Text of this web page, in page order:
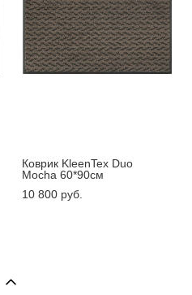
Коврик KleenTex Duo
Mocha 60*90см
10 800 pуб.